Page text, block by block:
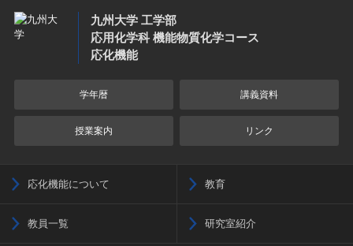
九州大学 工学部
応用化学科 機能物質化学コース
応化機能
学年暦 講義資料
授業案内 リンク
応化機能について 教育
教員一覧 研究室紹介